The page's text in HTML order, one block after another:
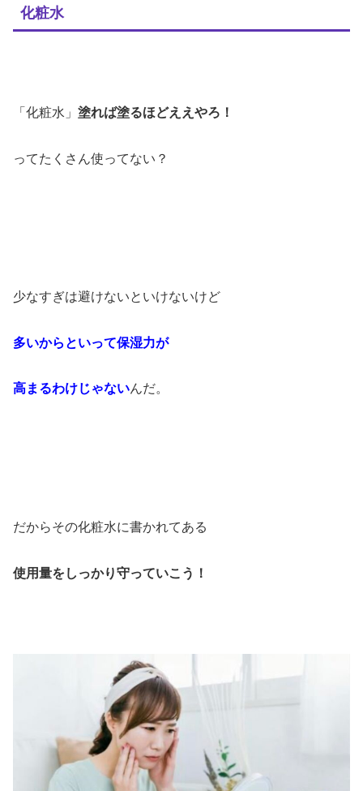
化粧水
「化粧水」 塗れば塗るほどええやろ！
ってたくさん使ってない？
少なすぎは避けないといけないけど
多いからといって保湿力が
高まるわけじゃないんだ。
だからその化粧水に書かれてある
使用量をしっかり守っていこう！